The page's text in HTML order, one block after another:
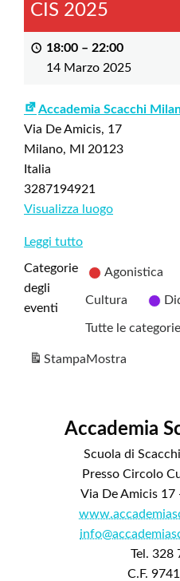
CIS 2025
18:00 – 22:00
14 Marzo 2025
Accademia Scacchi
Via De Amicis, 17
Milano, MI
20123
Italia
3287194921
Visualizza luogo
Leggi tutto
Categorie
degli
eventi
Agonistica
Cultura
Tutte le categorie
StampaMostra
Accademia
Scuola di
Presso Circolo
Via De Amicis 17
Tel. 328
C.F.